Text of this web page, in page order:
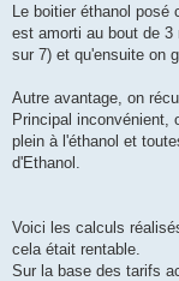
Le boitier éthanol posé
est amorti au bout de 3
sur 7) et qu'ensuite on
Autre avantage, on
Principal inconvénient,
plein à l'éthanol et
d'Ethanol.
Voici les calculs
cela était rentable.
Sur la base des tarifs